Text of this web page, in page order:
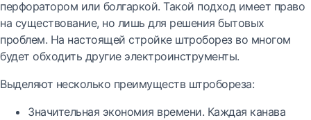
перфоратором или болгаркой. Такой подход имеет право
на существование, но лишь для решения бытовых
проблем. На настоящей стройке штроборез во многом
будет обходить другие электроинструменты.
Выделяют несколько преимуществ штробореза:
Значительная экономия времени. Каждая канава